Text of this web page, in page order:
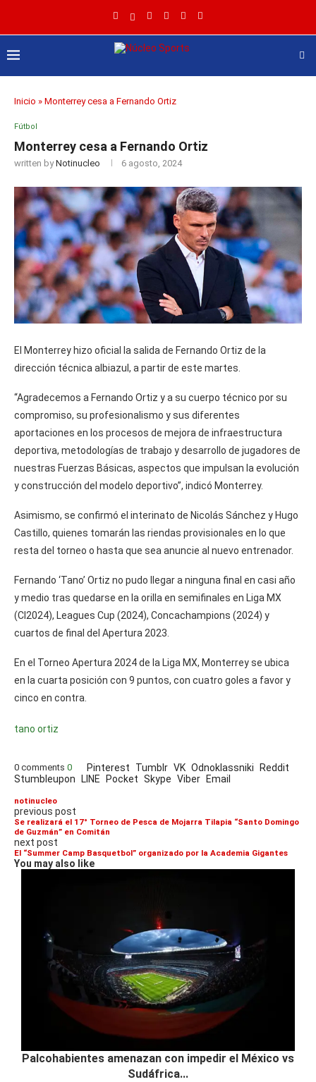
Inicio » Monterrey cesa a Fernando Ortiz
Fútbol
Monterrey cesa a Fernando Ortiz
written byNotinucleo 6 agosto, 2024
El Monterrey hizo oficial la salida de Fernando Ortiz de la
dirección técnica albiazul, a partir de este martes.
“Agradecemos a Fernando Ortiz y a su cuerpo técnico por su
compromiso, su profesionalismo y sus diferentes
aportaciones en los procesos de mejora de infraestructura
deportiva, metodologías de trabajo y desarrollo de jugadores de
nuestras Fuerzas Básicas, aspectos que impulsan la evolución
y construcción del modelo deportivo”, indicó Monterrey.
Asimismo, se confirmó el interinato de Nicolás Sánchez y Hugo
Castillo, quienes tomarán las riendas provisionales en lo que
resta del torneo o hasta que sea anuncie al nuevo entrenador.
Fernando ‘Tano’ Ortiz no pudo llegar a ninguna final en casi año
y medio tras quedarse en la orilla en semifinales en Liga MX
(Cl2024), Leagues Cup (2024), Concachampions (2024) y
cuartos de final del Apertura 2023.
En el Torneo Apertura 2024 de la Liga MX, Monterrey se ubica
en la cuarta posición con 9 puntos, con cuatro goles a favor y
cinco en contra.
tano ortiz
0 comments 0 Pinterest Tumblr VK Odnoklassniki Reddit
Stumbleupon LINE Pocket Skype Viber Email
notinucleo
previous post
Se realizará el 17° Torneo de Pesca de Mojarra Tilapia “Santo Domingo
de Guzmán” en Comitán
next post
El “Summer Camp Basquetbol” organizado por la Academia Gigantes
You may also like
Palcohabientes amenazan con impedir el México vs
Sudáfrica...